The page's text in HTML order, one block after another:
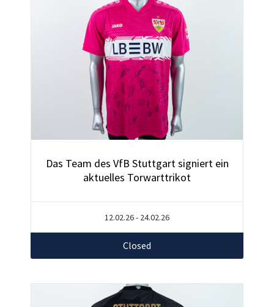
Das Team des VfB Stuttgart signiert ein
aktuelles Torwarttrikot
12.02.26 - 24.02.26
Closed